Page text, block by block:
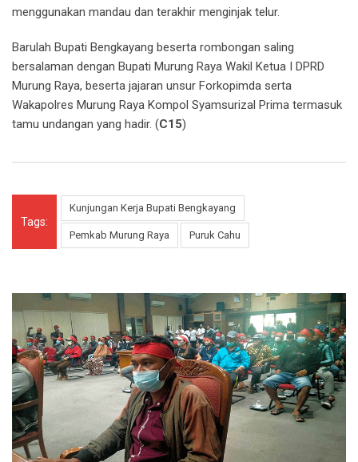
menggunakan mandau dan terakhir menginjak telur.
Barulah Bupati Bengkayang beserta rombongan saling
bersalaman dengan Bupati Murung Raya Wakil Ketua I DPRD
Murung Raya, beserta jajaran unsur Forkopimda serta
Wakapolres Murung Raya Kompol Syamsurizal Prima termasuk
tamu undangan yang hadir. (C15)
Tags:
Kunjungan Kerja Bupati Bengkayang
Pemkab Murung Raya Puruk Cahu